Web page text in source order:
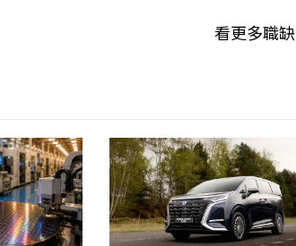
看更多職缺